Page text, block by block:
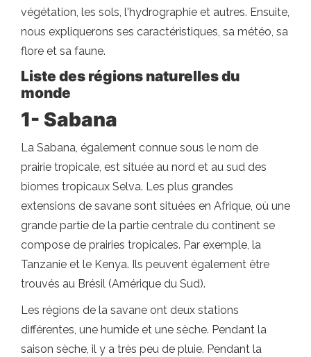
végétation, les sols, l'hydrographie et autres. Ensuite,
nous expliquerons ses caractéristiques, sa météo, sa
flore et sa faune.
Liste des régions naturelles du
monde
1- Sabana
La Sabana, également connue sous le nom de
prairie tropicale, est située au nord et au sud des
biomes tropicaux Selva. Les plus grandes
extensions de savane sont situées en Afrique, où une
grande partie de la partie centrale du continent se
compose de prairies tropicales. Par exemple, la
Tanzanie et le Kenya. Ils peuvent également être
trouvés au Brésil (Amérique du Sud).
Les régions de la savane ont deux stations
différentes, une humide et une sèche. Pendant la
saison sèche, il y a très peu de pluie. Pendant la